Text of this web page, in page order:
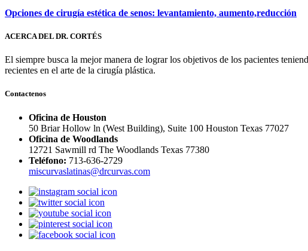
Opciones de cirugía estética de senos: levantamiento, aumento,reducción
ACERCA DEL DR. CORTÉS
El siempre busca la mejor manera de lograr los objetivos de los pacientes
recientes en el arte de la cirugía plástica.
Contactenos
Oficina de Houston
50 Briar Hollow ln (West Building), Suite 100 Houston Texas 77027
Oficina de Woodlands
12721 Sawmill rd The Woodlands Texas 77380
Teléfono: 713-636-2729
miscurvaslatinas@drcurvas.com